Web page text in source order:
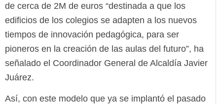
de cerca de 2M de euros “destinada a que los
edificios de los colegios se adapten a los nuevos
tiempos de innovación pedagógica, para ser
pioneros en la creación de las aulas del futuro”, ha
señalado el Coordinador General de Alcaldía Javier
Juárez.
Así, con este modelo que ya se implantó el pasado